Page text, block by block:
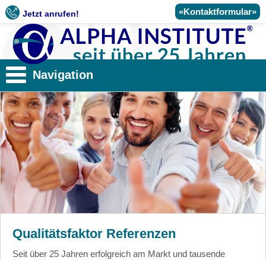
Jetzt anrufen! «Kontaktformular»
Qualitätsfaktor Referenzen
Seit über 25 Jahren erfolgreich am Markt und tausende
Navigation